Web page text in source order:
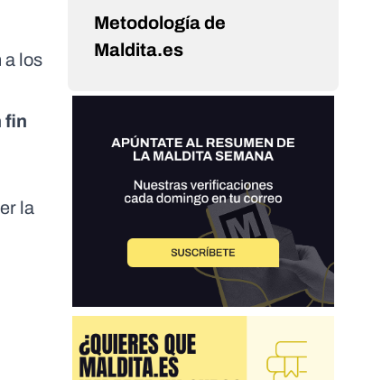
a los
fin
la
Metodología de
Maldita.es